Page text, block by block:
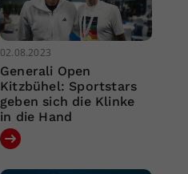
02.08.2023
Generali Open
Kitzbühel: Sportstars
geben sich die Klinke
in die Hand